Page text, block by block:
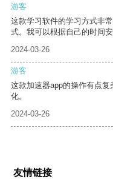
游客
这款学习软件的学习方式非
式。我可以根据自己的时间安
2024-03-26
游客
这款加速器app的操作有点
化。
2024-03-26
友情链接